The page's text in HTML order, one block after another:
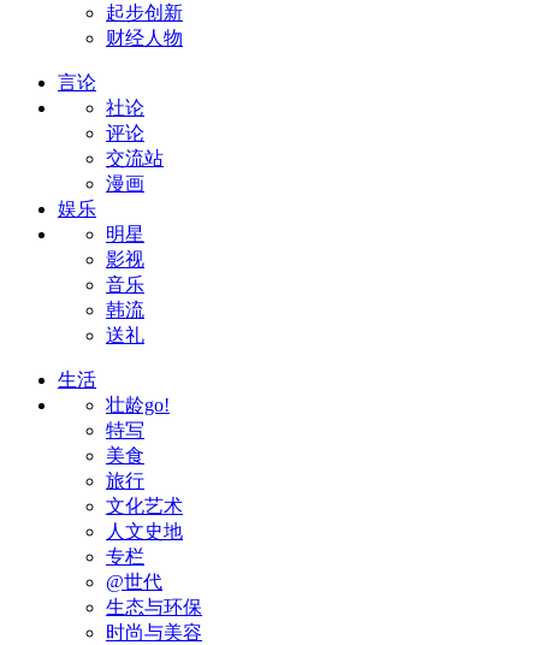
起步创新
财经人物
言论
社论
评论
交流站
漫画
娱乐
明星
影视
音乐
韩流
送礼
生活
壮龄go!
特写
美食
旅行
文化艺术
人文史地
专栏
@世代
生态与环保
时尚与美容